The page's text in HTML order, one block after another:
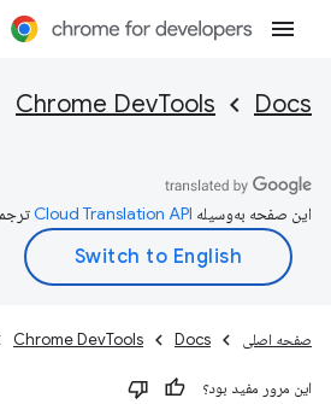
Docs
Chrome DevTools
این صفحه به‌وسیله
صفحه اصلی Docs
Chrome DevTools
این مرور مفید بود؟